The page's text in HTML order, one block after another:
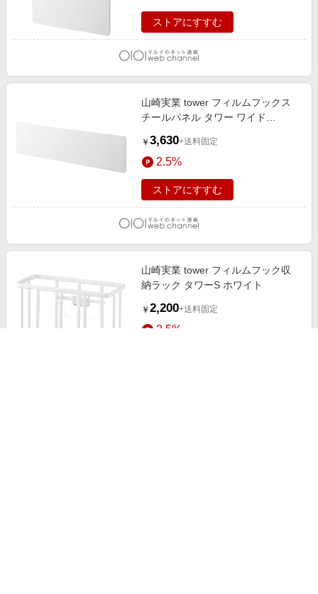
ストアにすすむ
山崎実業 tower フィルムフックス
チールパネル タワー ワイド
￥ 3,630+送料固定
2.5%
ストアにすすむ
山崎実業 tower フィルムフック収
納ラック タワーS ホワイト
￥ 2,200+送料固定
2.5%